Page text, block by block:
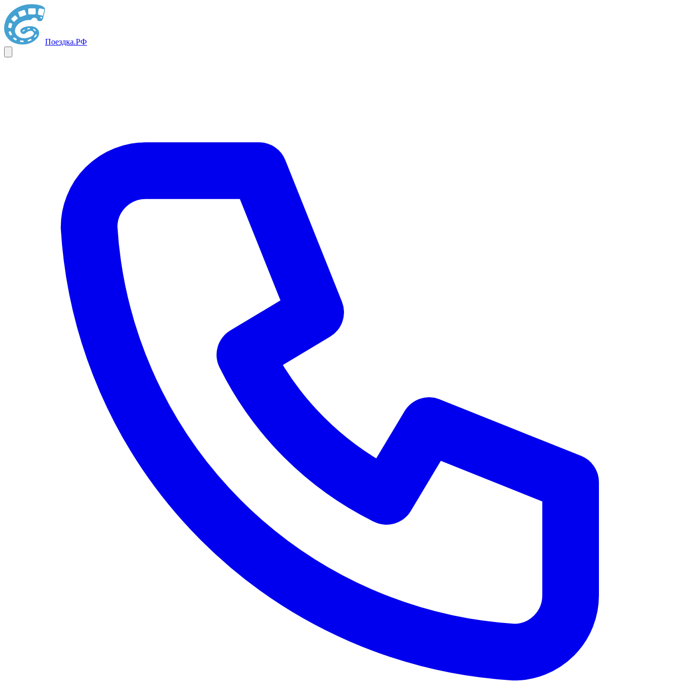
Поездка.РФ